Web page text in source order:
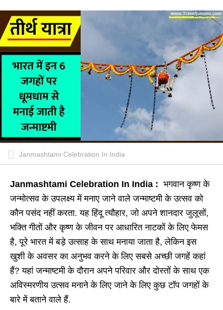
Janmashtami Celebration In India
Janmashtami Celebration In India : भगवान कृष्ण के
जन्मोत्सव के उपलक्ष्य में मनाए जाने वाले जन्माष्टमी के उत्सव को
कौन पसंद नहीं करता. यह हिंदू त्यौहार, जो अपने शानदार जुलूसों,
भक्ति गीतों और कृष्ण के जीवन पर आधारित नाटकों के लिए फेमस
है, पूरे भारत में बड़े उत्साह के साथ मनाया जाता है, लेकिन इस
खुशी के अवसर का अनुभव करने के लिए सबसे अच्छी जगहें कहां
हैं? यहां जन्माष्टमी के दौरान अपने परिवार और दोस्तों के साथ एक
अविस्मरणीय उत्सव मनाने के लिए जाने के लिए कुछ टॉप जगहों के
बारे में बताने वाले हैं.